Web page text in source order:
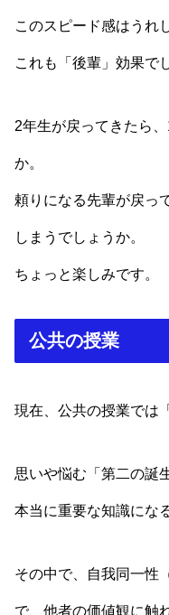
このスピード感はうれ
これも「後輩」効果で
2年生が戻ってきたら
か。
頼りになる先輩が戻っ
しまうでしょうか。
ちょっと楽しみです。
公共の授業
現在、公共の授業では
思いや悩む「第二の誕
本当に重要な知識にな
その中で、自我同一性
で、他者の価値観に触